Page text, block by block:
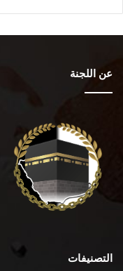
عن اللجنة
التصنيفات